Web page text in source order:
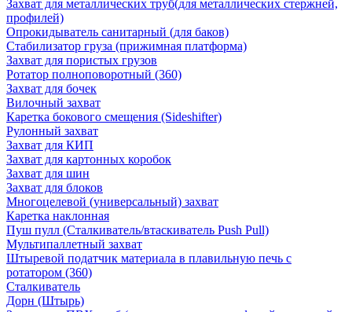
Захват для металлических труб(для металлических стержней,
профилей)
Опрокидыватель санитарный (для баков)
Стабилизатор груза (прижимная платформа)
Захват для пористых грузов
Ротатор полноповоротный (360)
Захват для бочек
Вилочный захват
Каретка бокового смещения (Sideshifter)
Рулонный захват
Захват для КИП
Захват для картонных коробок
Захват для шин
Захват для блоков
Многоцелевой (универсальный) захват
Каретка наклонная
Пуш пулл (Сталкиватель/втаскиватель Push Pull)
Мультипаллетный захват
Штыревой податчик материала в плавильную печь с
ротатором (360)
Сталкиватель
Дорн (Штырь)